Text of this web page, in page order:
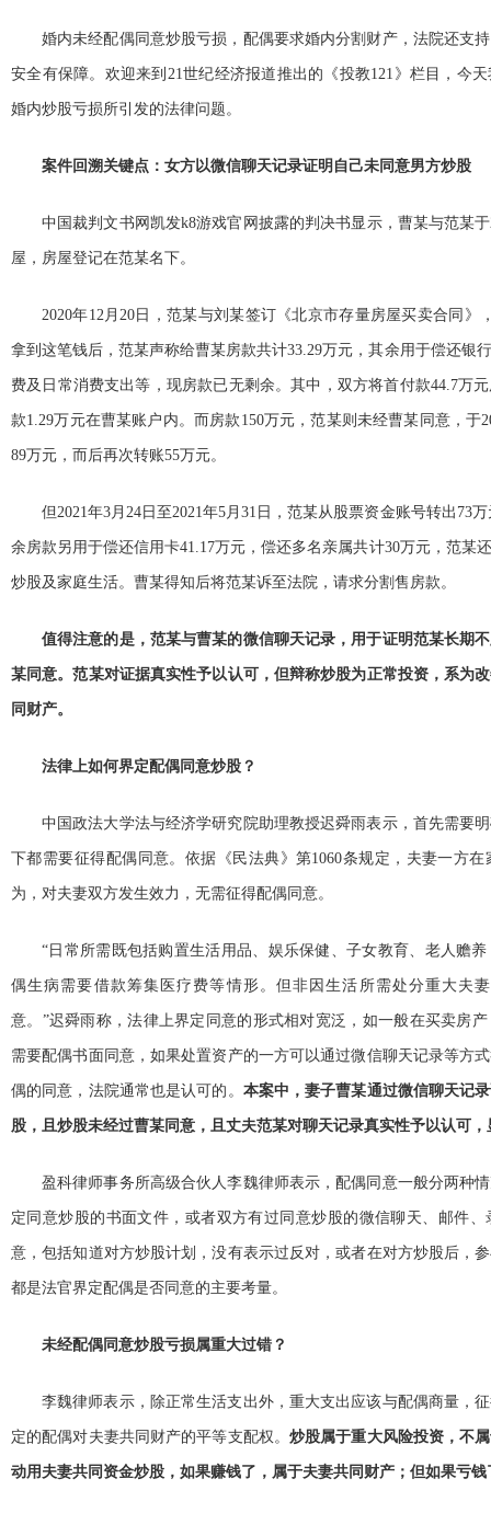
婚内未经配偶同意炒股亏损，配偶要求婚内分割财产，法院还支
安全有保障。欢迎来到21世纪经济报道推出的《投教121》栏目，今
婚内炒股亏损所引发的法律问题。
案件回溯关键点：女方以微信聊天记录证明自己未同意男方炒股
中国裁判文书网凯发k8游戏官网披露的判决书显示，曹某与范某
屋，房屋登记在范某名下。
2020年12月20日，范某与刘某签订《北京市存量房屋买卖合同》
拿到这笔钱后，范某声称给曹某房款共计33.29万元，其余用于偿还银
费及日常消费支出等，现房款已无剩余。其中，双方将首付款44.7万
款1.29万元在曹某账户内。而房款150万元，范某则未经曹某同意，于
89万元，而后再次转账55万元。
但2021年3月24日至2021年5月31日，范某从股票资金账号转出73
余房款另用于偿还信用卡41.17万元，偿还多名亲属共计30万元，范某
炒股及家庭生活。曹某得知后将范某诉至法院，请求分割售房款。
值得注意的是，范某与曹某的微信聊天记录，用于证明范某长期
某同意。范某对证据真实性予以认可，但辩称炒股为正常投资，系为
同财产。
法律上如何界定配偶同意炒股？
中国政法大学法与经济学研究院助理教授迟舜雨表示，首先需要
下都需要征得配偶同意。依据《民法典》第1060条规定，夫妻一方
为，对夫妻双方发生效力，无需征得配偶同意。
“日常所需既包括购置生活用品、娱乐保健、子女教育、老人赡
偶生病需要借款筹集医疗费等情形。但非因生活所需处分重大夫
意。”迟舜雨称，法律上界定同意的形式相对宽泛，如一般在买卖房
需要配偶书面同意，如果处置资产的一方可以通过微信聊天记录等方
偶的同意，法院通常也是认可的。 本案中，妻子曹某通过微信聊天记
股，且炒股未经过曹某同意，且丈夫范某对聊天记录真实性予以认可
盈科律师事务所高级合伙人李魏律师表示，配偶同意一般分两种
定同意炒股的书面文件，或者双方有过同意炒股的微信聊天、邮件
意，包括知道对方炒股计划，没有表示过反对，或者在对方炒股后，
都是法官界定配偶是否同意的主要考量。
未经配偶同意炒股亏损属重大过错？
李魏律师表示，除正常生活支出外，重大支出应该与配偶商量，
定的配偶对夫妻共同财产的平等支配权。 炒股属于重大风险投资，不
动用夫妻共同资金炒股，如果赚钱了，属于夫妻共同财产；但如果亏